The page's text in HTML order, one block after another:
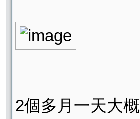
2個多月一天大